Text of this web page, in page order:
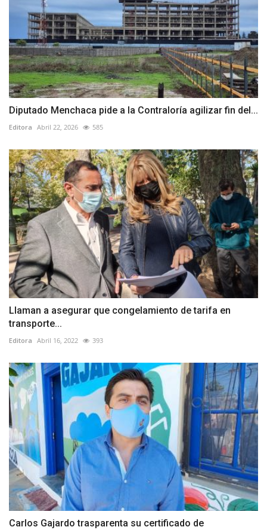
Diputado Menchaca pide a la Contraloría agilizar fin del...
Editora Abril 22, 2026 585
Llaman a asegurar que congelamiento de tarifa en
transporte...
Editora Abril 16, 2022 393
Carlos Gajardo trasparenta su certificado de